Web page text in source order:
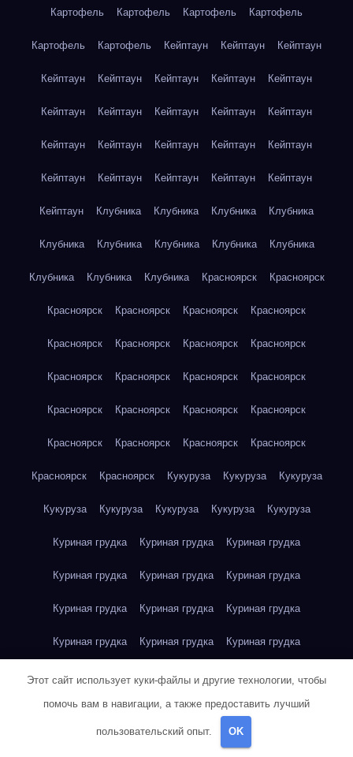
Картофель Картофель Картофель Картофель
Картофель Картофель Кейптаун Кейптаун Кейптаун
Кейптаун Кейптаун Кейптаун Кейптаун Кейптаун
Кейптаун Кейптаун Кейптаун Кейптаун Кейптаун
Кейптаун Кейптаун Кейптаун Кейптаун Кейптаун
Кейптаун Кейптаун Кейптаун Кейптаун Кейптаун
Кейптаун Клубника Клубника Клубника Клубника
Клубника Клубника Клубника Клубника Клубника
Клубника Клубника Клубника Красноярск Красноярск
Красноярск Красноярск Красноярск Красноярск
Красноярск Красноярск Красноярск Красноярск
Красноярск Красноярск Красноярск Красноярск
Красноярск Красноярск Красноярск Красноярск
Красноярск Красноярск Красноярск Красноярск
Красноярск Красноярск Кукуруза Кукуруза Кукуруза
Кукуруза Кукуруза Кукуруза Кукуруза Кукуруза
Куриная грудка Куриная грудка Куриная грудка
Куриная грудка Куриная грудка Куриная грудка
Куриная грудка Куриная грудка Куриная грудка
Куриная грудка Куриная грудка Куриная грудка
Куриная грудка Куриное яйцо Куриное яйцо
Куриное яйцо Куриное яйцо Куриное яйцо Куриное яйцо
Этот сайт использует куки-файлы и другие технологии, чтобы
помочь вам в навигации, а также предоставить лучший
пользовательский опыт. OK